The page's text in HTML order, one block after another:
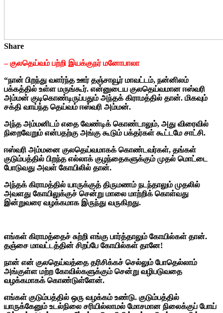
Share
– குலதெய்வம் பற்றி இயக்குநர் மனோபாலா
“நான் பிறந்து வளர்ந்த ஊர் தஞ்சாவூர் மாவட்டம், நன்னிலம்
பக்கத்தில் உள்ள மருங்கூர். என்னுடைய குலதெய்வமான ஈஸ்வரி
அம்மன் குடிகொண்டிருப்பதும் அந்தக் கிராமத்தில் தான். மிகவும்
சக்தி வாய்ந்த தெய்வம் ஈஸ்வரி அம்மன்.
அந்த அம்மனிடம் எதை வேண்டிக் கொண்டாலும், அது விரைவில்
நிறைவேறும் என்பதற்கு அங்கு கூடும் பக்தர்கள் கூட்டமே சாட்சி.
ஈஸ்வரி அம்மனை குலதெய்வமாகக் கொண்டவர்கள், தங்கள்
குடும்பத்தில் பிறந்த எல்லாக் குழந்தைகளுக்கும் முதல் மொட்டை
போடுவது அவள் கோயிலில் தான்.
அந்தக் கிராமத்தில் யாருக்குத் திருமணம் நடந்தாலும் முதலில்
அவளது கோயிலுக்குச் சென்று மாலை மாற்றிக் கொள்வது
இன்றுவரை வழக்கமாக இருந்து வருகிறது.
எங்கள் கிராமத்தைச் சுற்றி எங்கு பார்த்தாலும் கோயில்கள் தான்.
தஞ்சை மாவட்டத்தின் சிறப்பே கோயில்கள் தானே!
நான் என் குலதெய்வத்தை தரிசிக்கச் செல்லும் போதெல்லாம்
அங்குள்ள மற்ற கோவில்களுக்கும் சென்று வழிபடுவதை
வழக்கமாகக் கொண்டுள்ளேன்.
எங்கள் குடும்பத்தில் ஒரு வழக்கம் உண்டு. குடும்பத்தில்
யாருக்கேனும் உடல்நிலை சரியில்லாமல் மோசமான நிலைக்குப் போய்